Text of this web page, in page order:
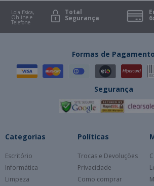
Loja física,
Online e
Telefone
Total
Segurança
Formas de Pagamento
Segurança
Categorias
Escritório
Informática
Limpeza
Políticas
Trocas e Devoluções
Privacidade
Como comprar